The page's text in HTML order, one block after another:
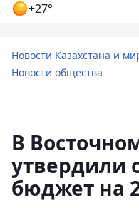
+27°
Новости Казахстана и
Новости общества
В
утвердили
бюджет на